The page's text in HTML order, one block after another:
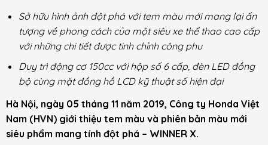
Sở hữu hình ảnh đột phá với tem màu mới mang lại ấn
tượng về phong cách của một siêu xe thể thao cao cấp
với những chi tiết được tinh chỉnh công phu
Duy trì động cơ 150cc với hộp số 6 cấp, đèn LED đồng
bộ cùng mặt đồng hồ LCD kỹ thuật số hiện đại
Hà Nội, ngày 05 tháng 11 năm 2019, Công ty Honda Việt
Nam (HVN) giới thiệu tem màu và phiên bản màu mới
siêu phẩm mang tính đột phá – WINNER X.